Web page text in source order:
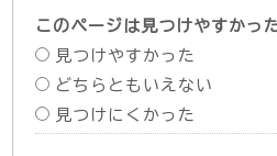
このページは見つけやすかっ
見つけやすかった
どちらともいえない
見つけにくかった